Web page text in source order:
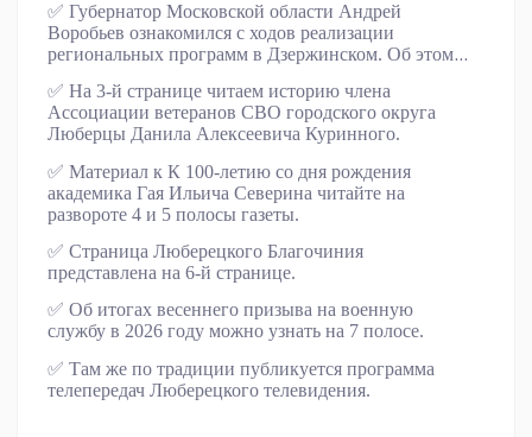
✅ Губернатор Московской области Андрей
Воробьев ознакомился с ходов реализации
региональных программ в Дзержинском. Об этом
✅ На 3-й странице читаем историю члена
Ассоциации ветеранов СВО городского округа
Люберцы Данила Алексеевича Куринного.
✅ Материал к К 100-летию со дня рождения
академика Гая Ильича Северина читайте на
развороте 4 и 5 полосы газеты.
✅ Страница Люберецкого Благочиния
представлена на 6-й странице.
✅ Об итогах весеннего призыва на военную
службу в 2026 году можно узнать на 7 полосе.
✅ Там же по традиции публикуется программа
телепередач Люберецкого телевидения.